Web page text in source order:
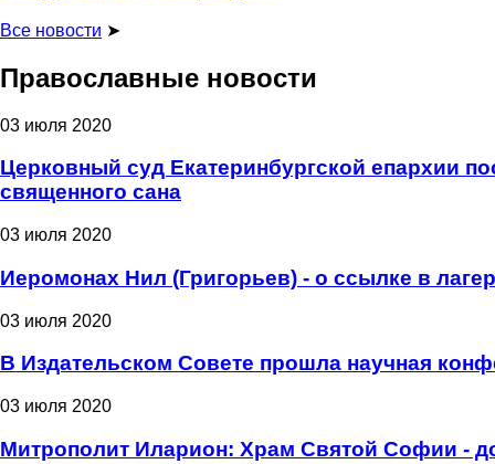
Все новости ➤
Православные новости
03 июля 2020
Церковный суд Екатеринбургской епархии
священного сана
03 июля 2020
Иеромонах Нил (Григорьев) - о ссылке в
03 июля 2020
В Издательском Совете прошла научная
03 июля 2020
Митрополит Иларион: Храм Святой Софии -